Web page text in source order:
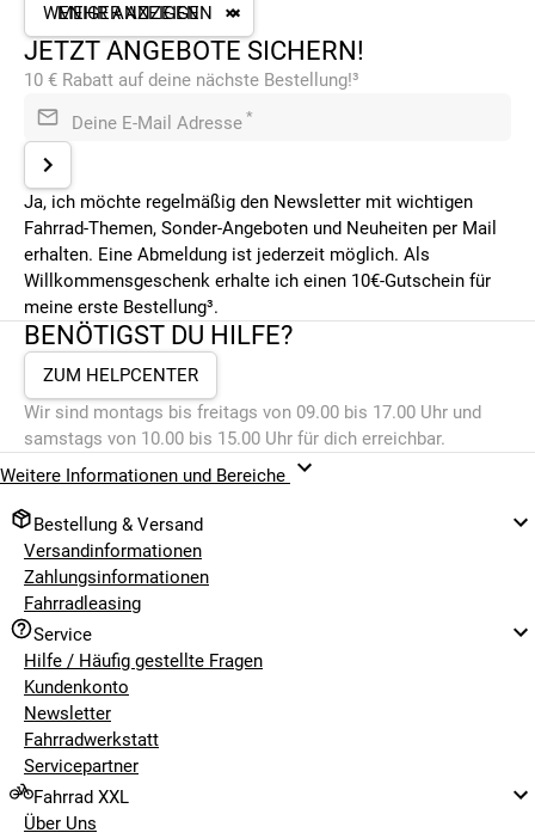
Hier findest du die 2023er-Neuheiten der folgenden Cube-
Serien:
Cube Agree 2023
Cube Hybrid 2023
Cube Kathmandu 2023
Cube Litening 2023
Cube Nuroad 2023
Cube Race One 2023
Cube Reaction 2023
Cube Stereo 2023
Cube Stereo Hybrid 2023
MEHR ANZEIGEN
WENIGER ANZEIGEN
JETZT ANGEBOTE SICHERN!
10 € Rabatt auf deine nächste Bestellung!³
Deine E-Mail Adresse *
Ja, ich möchte regelmäßig den Newsletter mit wichtigen
Fahrrad-Themen, Sonder-Angeboten und Neuheiten per Mail
erhalten. Eine Abmeldung ist jederzeit möglich. Als
Willkommensgeschenk erhalte ich einen 10€-Gutschein für
meine erste Bestellung³.
BENÖTIGST DU HILFE?
ZUM HELPCENTER
Wir sind montags bis freitags von 09.00 bis 17.00 Uhr und
samstags von 10.00 bis 15.00 Uhr für dich erreichbar.
Weitere Informationen und Bereiche
Bestellung & Versand
Versandinformationen
Zahlungsinformationen
Fahrradleasing
Service
Hilfe / Häufig gestellte Fragen
Kundenkonto
Newsletter
Fahrradwerkstatt
Servicepartner
Fahrrad XXL
Über Uns